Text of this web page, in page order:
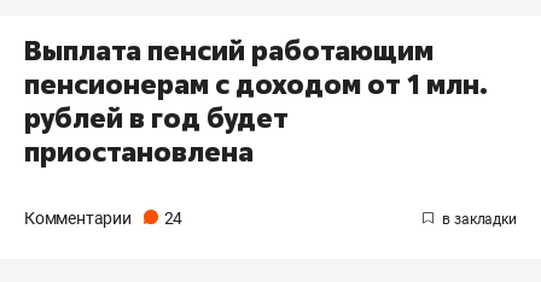
Выплата пенсий работающим
пенсионерам с доходом от 1 млн.
рублей в год будет
приостановлена
Комментарии 24